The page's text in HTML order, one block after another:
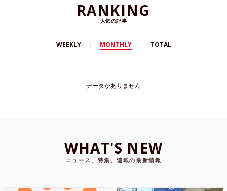
RANKING
人気の記事
WEEKLY MONTHLY TOTAL
データがありません
WHAT'S NEW
ニュース、特集、連載の最新情報